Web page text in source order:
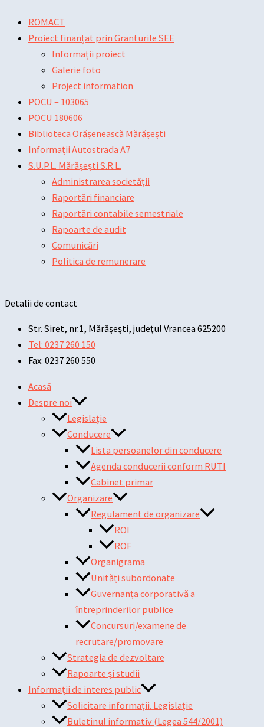
content
Menu
ROMACT
Proiect finanțat prin Granturile SEE
Informații proiect
Galerie foto
Project information
POCU – 103065
POCU 180606
Biblioteca Orășenească Mărășești
Informații Autostrada A7
S.U.P.L. Mărășești S.R.L.
Administrarea societății
Raportări financiare
Raportări contabile semestriale
Rapoarte de audit
Comunicări
Politica de remunerare
Detalii de contact
Str. Siret, nr.1, Mărășești, județul Vrancea 625200
Tel: 0237 260 150
Fax: 0237 260 550
Acasă
Despre noi
Legislație
Conducere
Lista persoanelor din conducere
Agenda conducerii conform RUTI
Cabinet primar
Organizare
Regulament de organizare
ROI
ROF
Organigrama
Unități subordonate
Guvernanța corporativă a
întreprinderilor publice
Concursuri/examene de
recrutare/promovare
Strategia de dezvoltare
Rapoarte și studii
Informații de interes public
Solicitare informații. Legislație
Buletinul informativ (Legea 544/2001)
Menunavigation